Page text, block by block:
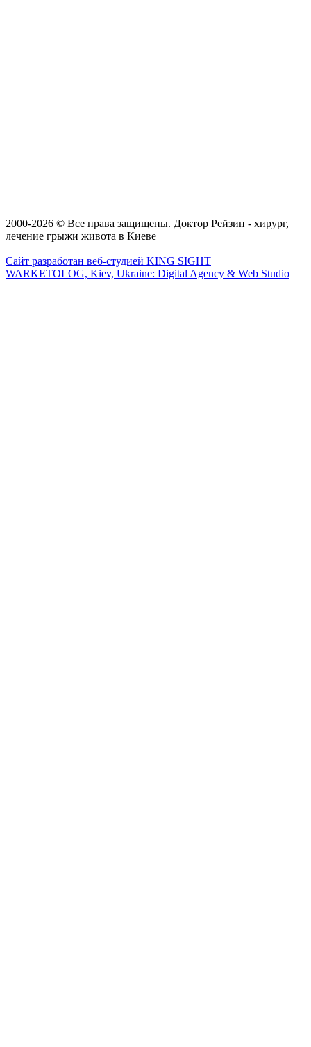
2000-2026 © Все права защищены. Доктор Рейзин - хирург,
лечение грыжи живота в Киеве
Сайт разработан веб-студией KING SIGHT
WARKETOLOG, Kiev, Ukraine: Digital Agency & Web Studio